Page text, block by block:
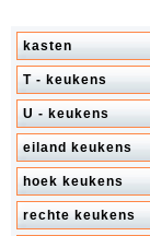
kasten
T - keukens
U - keukens
eiland keukens
hoek keukens
rechte keukens